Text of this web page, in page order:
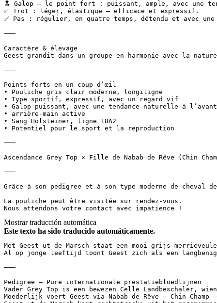
🔝 Galop – le point fort : puissant, ample, avec une
✅ Trot : léger, élastique – efficace et expressif.
✅ Pas : régulier, en quatre temps, détendu et avec une
───
Caractère & élevage
Geest grandit dans un groupe en harmonie avec la
───
Points forts en un coup d’œil
• Pouliche gris clair moderne, longiligne
• Type sportif, expressif, avec un regard vif
• Galop puissant, avec une tendance naturelle à
• arrière-main active
• Sang Holsteiner, ligne 18A2
• Potentiel pour le sport et la reproduction
───
Ascendance Grey Top × Fille de Nabab de Rêve (Chin
───
Grâce à son pedigree et à son type moderne de cheval
La pouliche peut être visitée sur rendez-vous.
Nous attendons votre contact avec impatience !
Mostrar traducción automática
Este texto ha sido traducido automáticamente.
Met Geest ut de Marsch staat een mooi grijs
Al op jonge leeftijd toont Geest zich als een
───
Pedigree – Pure internationale prestatiebloedlijnen
Vader Grey Top is een bewezen Celle
Moederlijk voert Geest via Nabab de Rêve – Chin